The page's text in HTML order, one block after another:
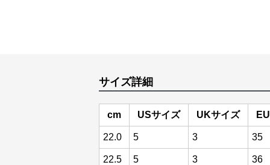
サイズ詳細
cm USサイズ UKサイズ
22.0 5 3 35
22.5 5 3 36